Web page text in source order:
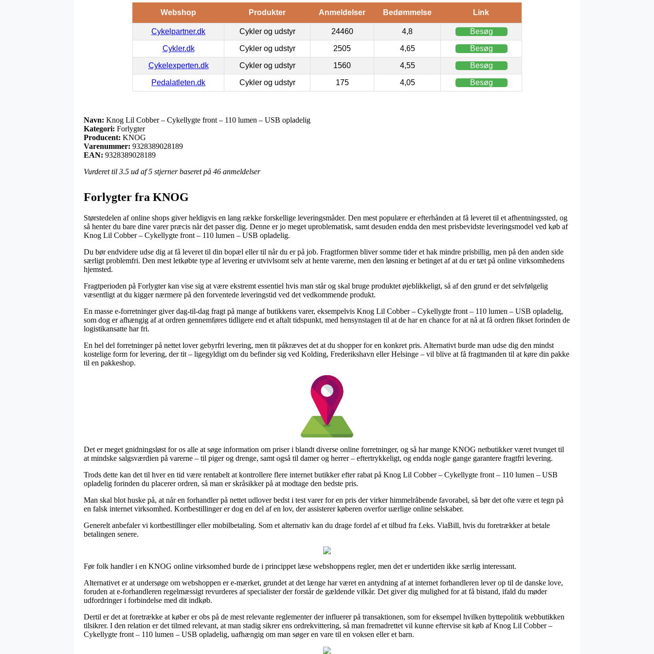
Webshop Produkter Anmeldelser Bedømmelse Link
Cykelpartner.dk Cykler og udstyr 24460 4,8 Besøg
Cykler.dk Cykler og udstyr 2505 4,65 Besøg
Cykelexperten.dk Cykler og udstyr 1560 4,55 Besøg
Pedalatleten.dk Cykler og udstyr 175 4,05 Besøg
Navn: Knog Lil Cobber – Cykellygte front – 110 lumen – USB opladelig
Kategori: Forlygter
Producent: KNOG
Varenummer: 9328389028189
EAN: 9328389028189
Vurderet til 3.5 ud af 5 stjerner baseret på 46 anmeldelser
Forlygter fra KNOG
Størstedelen af online shops giver heldigvis en lang række forskellige leveringsmåder. Den mest populære er efterhånden at få leveret til et afhentningssted, og
så henter du bare dine varer præcis når det passer dig. Denne er jo meget uproblematisk, samt desuden endda den mest prisbevidste leveringsmodel ved køb af
Knog Lil Cobber – Cykellygte front – 110 lumen – USB opladelig.
Du bør endvidere udse dig at få leveret til din bopæl eller til når du er på job. Fragtformen bliver somme tider et hak mindre prisbillig, men på den anden side
særligt problemfri. Den mest letkøbte type af levering er utvivlsomt selv at hente varerne, men den løsning er betinget af at du er tæt på online virksomhedens
hjemsted.
Fragtperioden på Forlygter kan vise sig at være ekstremt essentiel hvis man står og skal bruge produktet øjeblikkeligt, så af den grund er det selvfølgelig
væsentligt at du kigger nærmere på den forventede leveringstid ved det vedkommende produkt.
En masse e-forretninger giver dag-til-dag fragt på mange af butikkens varer, eksempelvis Knog Lil Cobber – Cykellygte front – 110 lumen – USB opladelig,
som dog er afhængig af at ordren gennemføres tidligere end et aftalt tidspunkt, med hensynstagen til at de har en chance for at nå at få ordren fikset forinden de
logistikansatte har fri.
En hel del forretninger på nettet lover gebyrfri levering, men tit påkræves det at du shopper for en konkret pris. Alternativt burde man udse dig den mindst
kostelige form for levering, der tit – ligegyldigt om du befinder sig ved Kolding, Frederikshavn eller Helsinge – vil blive at få fragtmanden til at køre din pakke
til en pakkeshop.
Det er meget gnidningsløst for os alle at søge information om priser i blandt diverse online forretninger, og så har mange KNOG netbutikker været tvunget til
at mindske salgsværdien på varerne – til piger og drenge, samt også til damer og herrer – eftertrykkeligt, og endda nogle gange garantere fragtfri levering.
Trods dette kan det til hver en tid være rentabelt at kontrollere flere internet butikker efter rabat på Knog Lil Cobber – Cykellygte front – 110 lumen – USB
opladelig forinden du placerer ordren, så man er skråsikker på at modtage den bedste pris.
Man skal blot huske på, at når en forhandler på nettet udlover bedst i test varer for en pris der virker himmelråbende favorabel, så bør det ofte være et tegn på
en falsk internet virksomhed. Kortbestillinger er dog en del af en lov, der assisterer køberen overfor uærlige online selskaber.
Generelt anbefaler vi kortbestillinger eller mobilbetaling. Som et alternativ kan du drage fordel af et tilbud fra f.eks. ViaBill, hvis du foretrækker at betale
betalingen senere.
Før folk handler i en KNOG online virksomhed burde de i princippet læse webshoppens regler, men det er undertiden ikke særlig interessant.
Alternativet er at undersøge om webshoppen er e-mærket, grundet at det længe har været en antydning af at internet forhandleren lever op til de danske love,
foruden at e-forhandleren regelmæssigt revurderes af specialister der forstår de gældende vilkår. Det giver dig mulighed for at få bistand, ifald du møder
udfordringer i forbindelse med dit indkøb.
Dertil er det at foretrække at køber er obs på de mest relevante reglementer der influerer på transaktionen, som for eksempel hvilken byttepolitik webbutikken
tilsikrer. I den relation er det tilmed relevant, at man stadig sikrer ens ordrekvittering, så man fremadrettet vil kunne eftervise sit køb af Knog Lil Cobber –
Cykellygte front – 110 lumen – USB opladelig, uafhængig om man søger en vare til en voksen eller et barn.